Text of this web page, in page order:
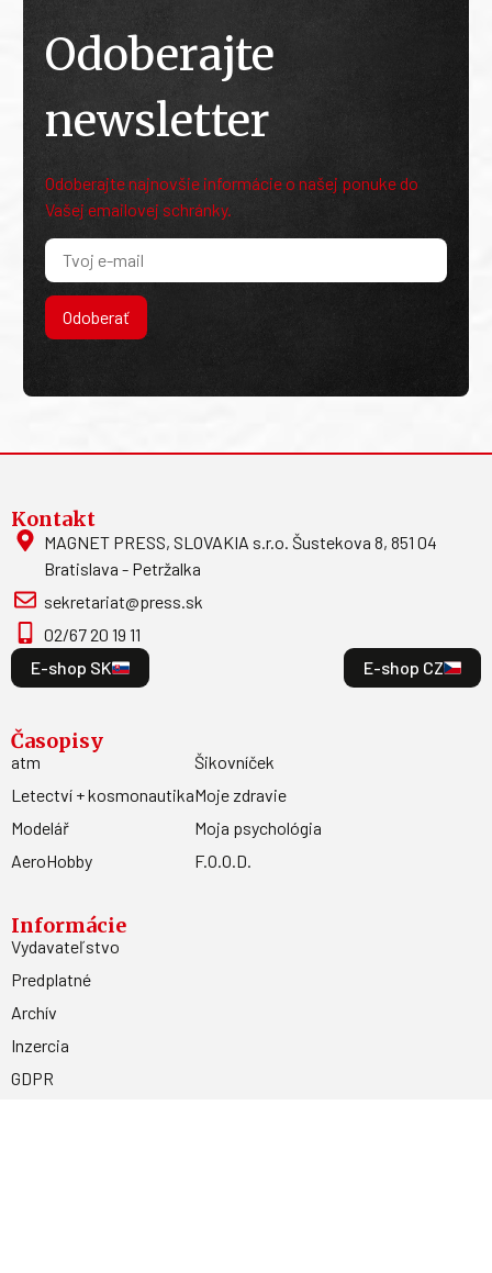
Odoberajte
newsletter
Odoberajte najnovšie informácie o našej ponuke do
Vašej emailovej schránky.
Odoberať
Kontakt
MAGNET PRESS, SLOVAKIA s.r.o. Šustekova 8, 851 04
Bratislava - Petržalka
sekretariat@press.sk
02/67 20 19 11
E-shop SK
E-shop CZ
Časopisy
atm
Letectví + kosmonautika
Modelář
AeroHobby
Šikovníček
Moje zdravie
Moja psychológia
F.O.O.D.
Informácie
Vydavateľstvo
Predplatné
Archív
Inzercia
GDPR